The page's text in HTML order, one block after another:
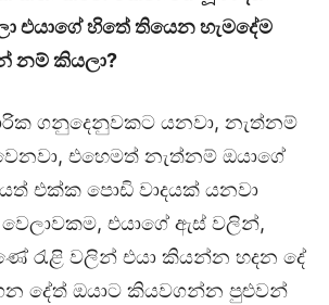
එයාගේ හිතේ තියෙන හැමදේම
නම් කියලා?
ගනුදෙනුවකට යනවා, නැත්නම්
එහෙමත් නැත්නම් ඔයාගේ
එක්ක පොඩි වාදයක් යනවා
වෙලාවකම, එයාගේ ඇස් වලින්,
රැළි වලින් එයා කියන්න හදන දේ
දේත් ඔයාට කියවගන්න පුළුවන්